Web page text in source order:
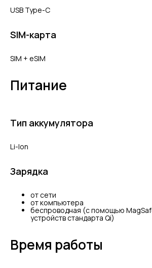
USB Type-C
SIM-карта
SIM + eSIM
Питание
Тип аккумулятора
Li-Ion
Зарядка
от сети
от компьютера
беспроводная (с помощью
устройств стандарта Qi)
Время работы